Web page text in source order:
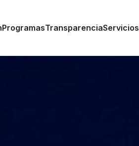
ProgramasTransparenciaServicios